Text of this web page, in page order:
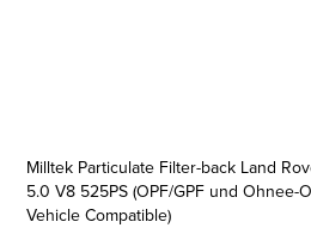
Milltek Particulate Filter-back Land
5.0 V8 525PS (OPF/GPF und Ohnee-
Vehicle Compatible)